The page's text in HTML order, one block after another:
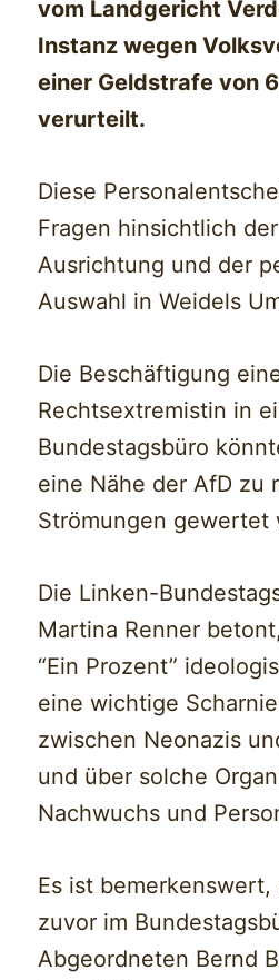
vom Landgericht
Instanz wegen
einer Geldstrafe von
verurteilt.
Diese
Fragen hinsichtlich
Ausrichtung und der
Auswahl in Weidels
Die Beschäftigung
Rechtsextremistin in
Bundestagsbüro
eine Nähe der AfD zu
Strömungen gewertet
Die Linken-
Martina Renner
“Ein Prozent”
eine wichtige
zwischen Neonazis
und über solche
Nachwuchs und
Es ist bemerkenswert,
zuvor im
Abgeordneten Bernd